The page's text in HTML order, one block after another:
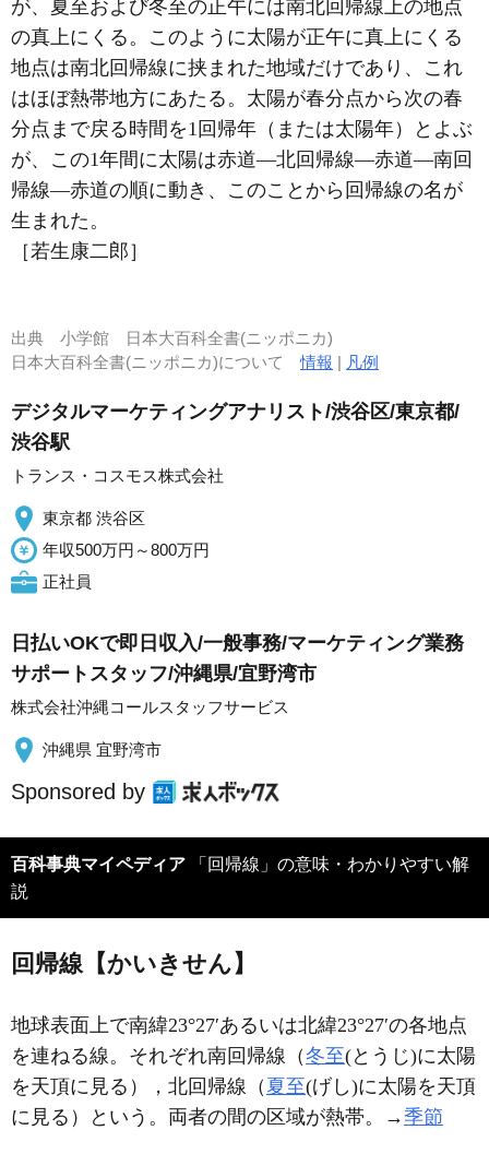
が、夏至および冬至の正午には南北回帰線上の地点
の真上にくる。このように太陽が正午に真上にくる
地点は南北回帰線に挟まれた地域だけであり、これ
はほぼ熱帯地方にあたる。太陽が春分点から次の春
分点まで戻る時間を1回帰年（または太陽年）とよぶ
が、この1年間に太陽は赤道―北回帰線―赤道―南回
帰線―赤道の順に動き、このことから回帰線の名が
生まれた。
［若生康二郎］
出典 小学館 日本大百科全書(ニッポニカ)
日本大百科全書(ニッポニカ)について情報 | 凡例
デジタルマーケティングアナリスト/渋谷区/東京都/
渋谷駅
トランス・コスモス株式会社
東京都 渋谷区
年収500万円～800万円
正社員
日払いOKで即日収入/一般事務/マーケティング業務
サポートスタッフ/沖縄県/宜野湾市
株式会社沖縄コールスタッフサービス
沖縄県 宜野湾市
Sponsored by
百科事典マイペディア 「回帰線」の意味・わかりやすい解
説
回帰線【かいきせん】
地球表面上で南緯23°27′あるいは北緯23°27′の各地点
を連ねる線。それぞれ南回帰線（冬至(とうじ)に太陽
を天頂に見る），北回帰線（ 夏至(げし)に太陽を天頂
に見る）という。両者の間の区域が熱帯。→季節